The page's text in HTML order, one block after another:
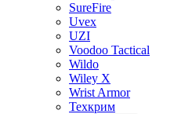
SureFire
Uvex
UZI
Voodoo Tactical
Wildo
Wiley X
Wrist Armor
Техкрим